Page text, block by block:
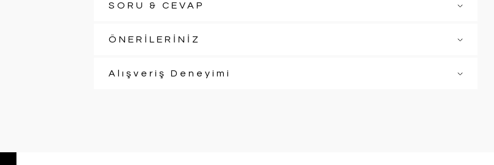
SORU & CEVAP
ÖNERİLERİNİZ
Alışveriş Deneyimi